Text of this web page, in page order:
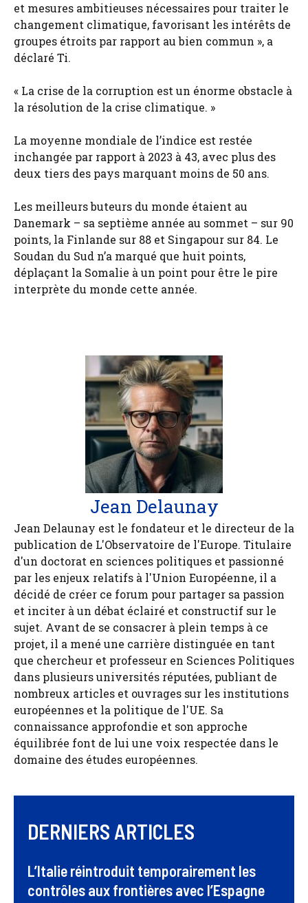
et mesures ambitieuses nécessaires pour traiter le
changement climatique, favorisant les intérêts de
groupes étroits par rapport au bien commun », a
déclaré Ti.
« La crise de la corruption est un énorme obstacle à
la résolution de la crise climatique. »
La moyenne mondiale de l’indice est restée
inchangée par rapport à 2023 à 43, avec plus des
deux tiers des pays marquant moins de 50 ans.
Les meilleurs buteurs du monde étaient au
Danemark – sa septième année au sommet – sur 90
points, la Finlande sur 88 et Singapour sur 84. Le
Soudan du Sud n’a marqué que huit points,
déplaçant la Somalie à un point pour être le pire
interprète du monde cette année.
Jean Delaunay
Jean Delaunay est le fondateur et le directeur de la
publication de L'Observatoire de l'Europe. Titulaire
d'un doctorat en sciences politiques et passionné
par les enjeux relatifs à l'Union Européenne, il a
décidé de créer ce forum pour partager sa passion
et inciter à un débat éclairé et constructif sur le
sujet. Avant de se consacrer à plein temps à ce
projet, il a mené une carrière distinguée en tant
que chercheur et professeur en Sciences Politiques
dans plusieurs universités réputées, publiant de
nombreux articles et ouvrages sur les institutions
européennes et la politique de l'UE. Sa
connaissance approfondie et son approche
équilibrée font de lui une voix respectée dans le
domaine des études européennes.
DERNIERS ARTICLES
L’Italie réintroduit temporairement les
contrôles aux frontières avec l’Espagne